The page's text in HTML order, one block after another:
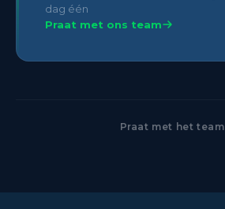
dag één
Praat met ons team
Praat met het team